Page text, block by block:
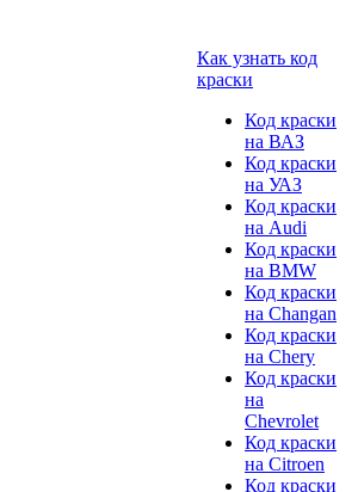
Как узнать код
краски
Код краски
на ВАЗ
Код краски
на УАЗ
Код краски
на Audi
Код краски
на BMW
Код краски
на Changan
Код краски
на Chery
Код краски
на
Chevrolet
Код краски
на Citroen
Код краски